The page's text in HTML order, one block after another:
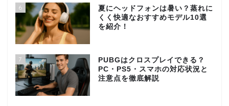
6
夏にヘッドフォンは暑い？蒸れに
くく快適なおすすめモデル10選
を紹介！
7
PUBGはクロスプレイできる？
PC・PS5・スマホの対応状況と
注意点を徹底解説